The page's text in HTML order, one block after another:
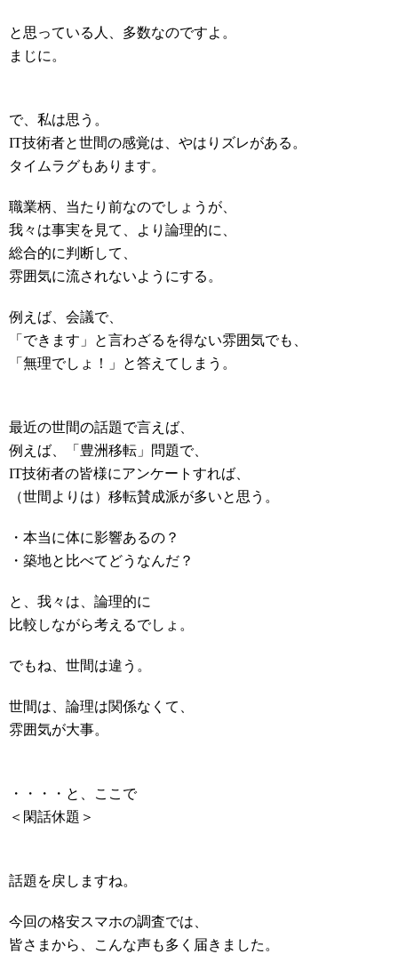
と思っている人、多数なのですよ。
まじに。
で、私は思う。
IT技術者と世間の感覚は、やはりズレがある。
タイムラグもあります。
職業柄、当たり前なのでしょうが、
我々は事実を見て、より論理的に、
総合的に判断して、
雰囲気に流されないようにする。
例えば、会議で、
「できます」と言わざるを得ない雰囲気でも、
「無理でしょ！」と答えてしまう。
最近の世間の話題で言えば、
例えば、「豊洲移転」問題で、
IT技術者の皆様にアンケートすれば、
（世間よりは）移転賛成派が多いと思う。
・本当に体に影響あるの？
・築地と比べてどうなんだ？
と、我々は、論理的に
比較しながら考えるでしょ。
でもね、世間は違う。
世間は、論理は関係なくて、
雰囲気が大事。
・・・・と、ここで
＜閑話休題＞
話題を戻しますね。
今回の格安スマホの調査では、
皆さまから、こんな声も多く届きました。